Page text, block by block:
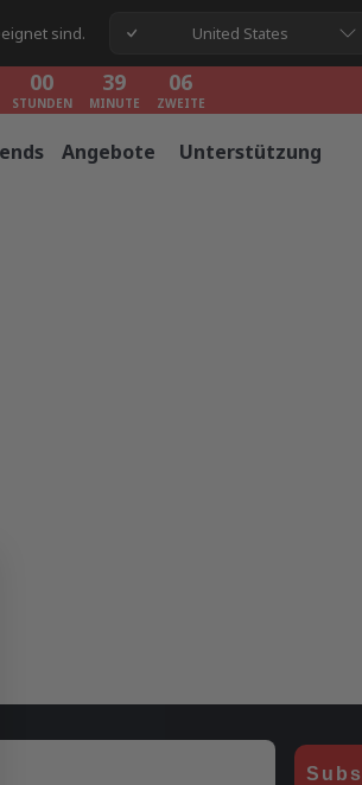
sind. United States
00
00
STUNDEN
39
MINUTE
05
ZWEITE
STUNDEN MINUTE ZWEITE
Angebote Unterstützung